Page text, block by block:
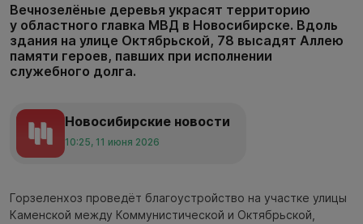
Вечнозелёные деревья украсят территорию
у областного главка МВД в Новосибирске. Вдоль
здания на улице Октябрьской, 78 высадят Аллею
памяти героев, павших при исполнении
служебного долга.
Новосибирские новости
10:25, 11 июня 2026
Горзеленхоз проведёт благоустройство на участке улицы
Каменской между Коммунистической и Октябрьской,